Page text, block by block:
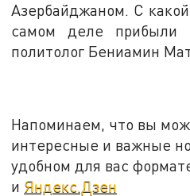
Азербайджаном. С
самом деле прибыли
политолог Бениамин
Напоминаем, что вы
интересные и важные
удобном для вас
и Яндекс.Дзен